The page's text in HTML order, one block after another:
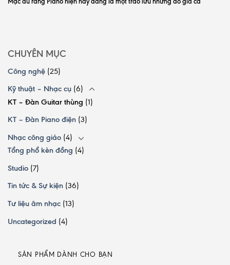
CHUYÊN MỤC
Công nghệ (25)
Kỹ thuật – Nhạc cụ (6)
KT – Đàn Guitar thùng (1)
KT – Đàn Piano điện (3)
Nhạc công giáo (4)
Tổng phổ kèn đồng (4)
Studio (7)
Tin tức & Sự kiện (36)
Tư liệu âm nhạc (13)
Uncategorized (4)
SẢN PHẨM DÀNH CHO BẠN